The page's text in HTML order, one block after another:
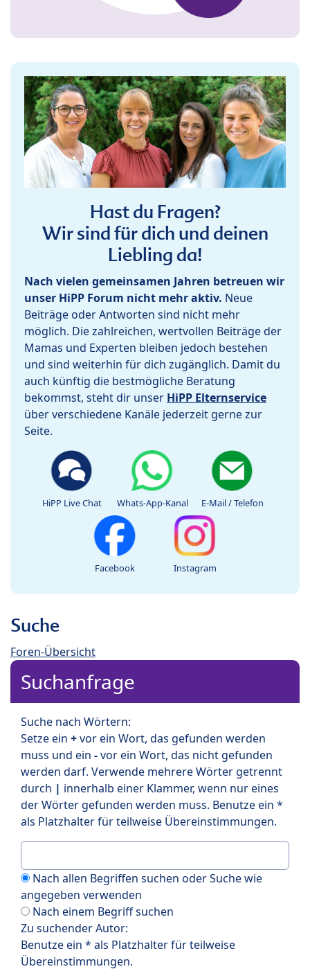
Hast du Fragen?
Wir sind für dich und deinen
Liebling da!
Nach vielen gemeinsamen Jahren betreuen wir
unser HiPP Forum nicht mehr aktiv. Neue
Beiträge oder Antworten sind nicht mehr
möglich. Die zahlreichen, wertvollen Beiträge der
Mamas und Experten bleiben jedoch bestehen
und sind weiterhin für dich zugänglich. Damit du
auch künftig die bestmögliche Beratung
bekommst, steht dir unser HiPP Elternservice
über verschiedene Kanäle jederzeit gerne zur
Seite.
HiPP Live Chat Whats-App-Kanal E-Mail / Telefon
Facebook Instagram
Suche
Foren-Übersicht
Suchanfrage
Suche nach Wörtern:
Setze ein +vor ein Wort, das gefunden werden
muss und ein -vor ein Wort, das nicht gefunden
werden darf. Verwende mehrere Wörter getrennt
durch | innerhalb einer Klammer, wenn nur eines
der Wörter gefunden werden muss. Benutze ein *
als Platzhalter für teilweise Übereinstimmungen.
Nach allen Begriffen suchen oder Suche wie
angegeben verwenden
Nach einem Begriff suchen
Zu suchender Autor:
Benutze ein * als Platzhalter für teilweise
Übereinstimmungen.